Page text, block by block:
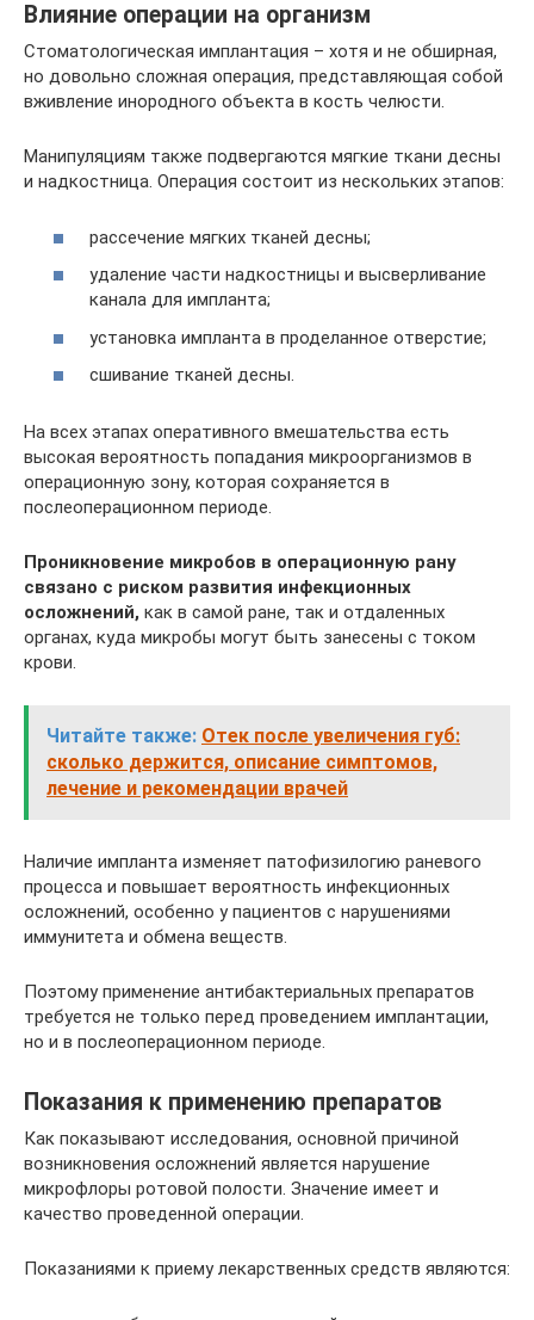
Влияние операции на организм
Стоматологическая имплантация – хотя и не обширная,
но довольно сложная операция, представляющая собой
вживление инородного объекта в кость челюсти.
Манипуляциям также подвергаются мягкие ткани десны
и надкостница. Операция состоит из нескольких этапов:
рассечение мягких тканей десны;
удаление части надкостницы и высверливание
канала для импланта;
установка импланта в проделанное отверстие;
сшивание тканей десны.
На всех этапах оперативного вмешательства есть
высокая вероятность попадания микроорганизмов в
операционную зону, которая сохраняется в
послеоперационном периоде.
Проникновение микробов в операционную рану
связано с риском развития инфекционных
осложнений, как в самой ране, так и отдаленных
органах, куда микробы могут быть занесены с током
крови.
Читайте также: Отек после увеличения губ:
сколько держится, описание симптомов,
лечение и рекомендации врачей
Наличие импланта изменяет патофизилогию раневого
процесса и повышает вероятность инфекционных
осложнений, особенно у пациентов с нарушениями
иммунитета и обмена веществ.
Поэтому применение антибактериальных препаратов
требуется не только перед проведением имплантации,
но и в послеоперационном периоде.
Показания к применению препаратов
Как показывают исследования, основной причиной
возникновения осложнений является нарушение
микрофлоры ротовой полости. Значение имеет и
качество проведенной операции.
Показаниями к приему лекарственных средств являются: